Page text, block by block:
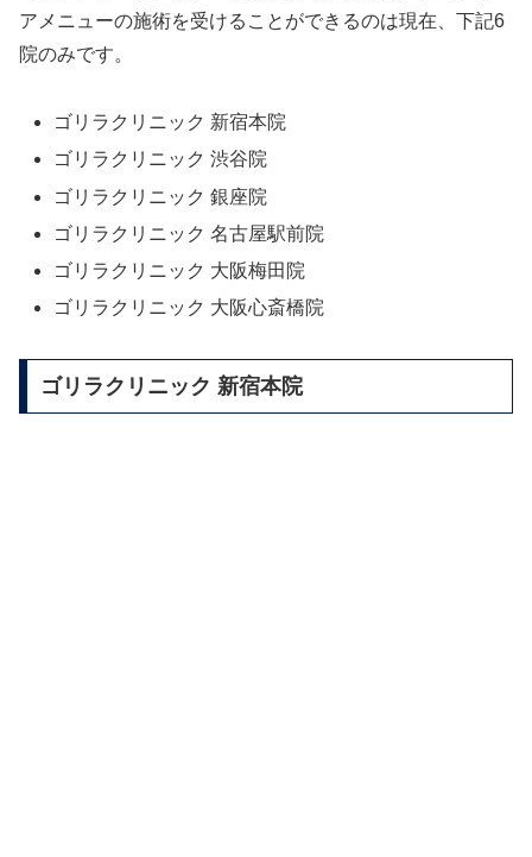
アメニューの施術を受けることができるのは現在、下記6
院のみです。
ゴリラクリニック 新宿本院
ゴリラクリニック 渋谷院
ゴリラクリニック 銀座院
ゴリラクリニック 名古屋駅前院
ゴリラクリニック 大阪梅田院
ゴリラクリニック 大阪心斎橋院
ゴリラクリニック 新宿本院